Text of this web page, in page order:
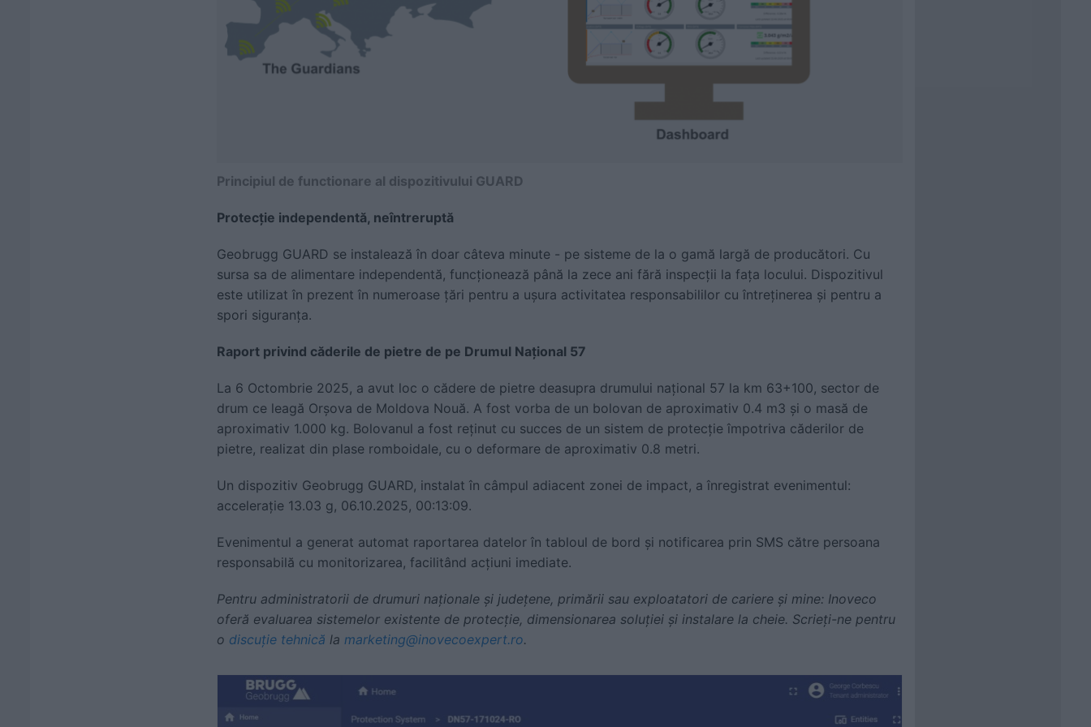
Principiul de functionare al dispozitivului GUARD
Protecție independentă, neîntreruptă
Geobrugg GUARD se instalează în doar câteva minute - pe sisteme de la o gamă largă de producători. Cu
sursa sa de alimentare independentă, funcționează până la zece ani fără inspecții la fața locului. Dispozitivul
este utilizat în prezent în numeroase țări pentru a ușura activitatea responsabililor cu întreținerea și pentru a
spori siguranța.
Raport privind căderile de pietre de pe Drumul Național 57
La 6 Octombrie 2025, a avut loc o cădere de pietre deasupra drumului național 57 la km 63+100, sector de
drum ce leagă Orșova de Moldova Nouă. A fost vorba de un bolovan de aproximativ 0.4 m3 și o masă de
aproximativ 1.000 kg. Bolovanul a fost reținut cu succes de un sistem de protecție împotriva căderilor de
pietre, realizat din plase romboidale, cu o deformare de aproximativ 0.8 metri.
Un dispozitiv Geobrugg GUARD, instalat în câmpul adiacent zonei de impact, a înregistrat evenimentul:
accelerație 13.03 g, 06.10.2025, 00:13:09.
Evenimentul a generat automat raportarea datelor în tabloul de bord și notificarea prin SMS către persoana
responsabilă cu monitorizarea, facilitând acțiuni imediate.
Pentru administratorii de drumuri naționale și județene, primării sau exploatatori de cariere și mine: Inoveco
oferă evaluarea sistemelor existente de protecție, dimensionarea soluției și instalare la cheie. Scrieți-ne pentru
o discuție tehnică la marketing@inovecoexpert.ro.